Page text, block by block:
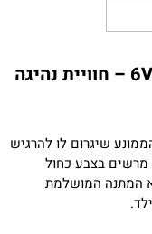
אופנוע ממונע צ'קלקה משטרתי 6V – חוויית נהיגה
שיגרום לו להרגיש
מרשים בצבע כחול
המתנה המושלמת